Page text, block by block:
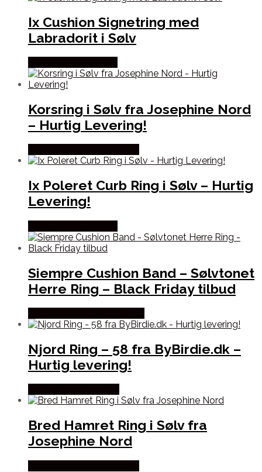
Ix Cushion Signetring med
Labradorit i Sølv
Korsring i Sølv fra Josephine Nord
– Hurtig Levering!
Ix Poleret Curb Ring i Sølv – Hurtig
Levering!
Siempre Cushion Band – Sølvtonet
Herre Ring – Black Friday tilbud
Njord Ring – 58 fra ByBirdie.dk –
Hurtig levering!
Bred Hamret Ring i Sølv fra
Josephine Nord